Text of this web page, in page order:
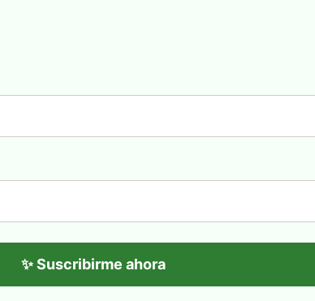
✨ Suscribirme ahora